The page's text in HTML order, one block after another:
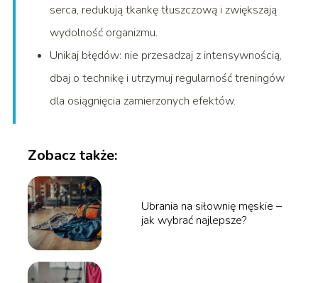
serca, redukują tkankę tłuszczową i zwiększają
wydolność organizmu.
Unikaj błędów: nie przesadzaj z intensywnością,
dbaj o technikę i utrzymuj regularność treningów
dla osiągnięcia zamierzonych efektów.
Zobacz także:
Ubrania na siłownię męskie –
jak wybrać najlepsze?